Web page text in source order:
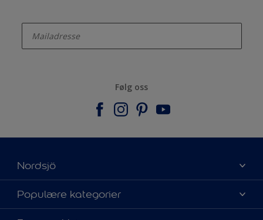
Følg oss
Nordsjö
Om Nordsjö
Kontakt oss
Populære kategorier
Finn farge